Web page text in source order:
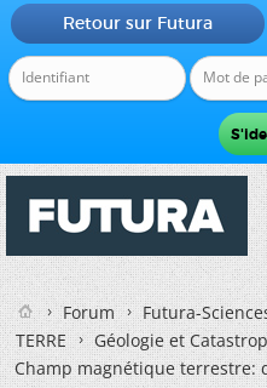
Retour sur Futura
Forum
Futura-
TERRE
Géologie et
Champ magnétique terrestre: